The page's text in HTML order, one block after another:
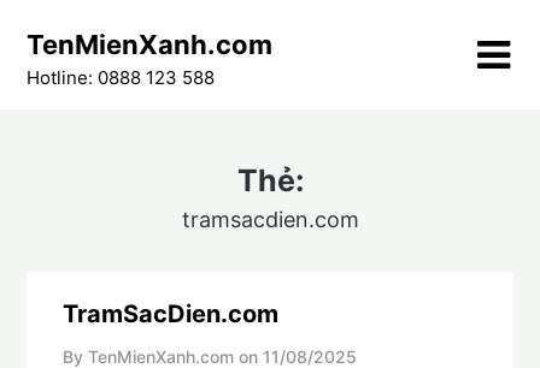
content
TenMienXanh.com
Hotline: 0888 123 588
Thẻ:
tramsacdien.com
TramSacDien.com
By TenMienXanh.com on 11/08/2025